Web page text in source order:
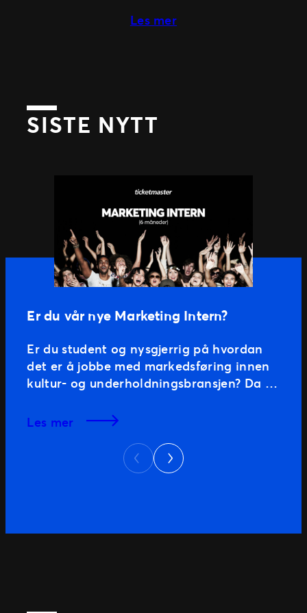
Les merabout Er du vår nye
SISTE NYTT
Er du vår nye Marketing Intern?
Er du student og nysgjerrig på hvordan
det er å jobbe med markedsføring innen
kultur- og underholdningsbransjen? Da er
for deg! Du vil være basert i Oslo og
ulike oppgaver innen markedsføring.
Dette er en rolle som passer for deg som
les mer
Previous
Next